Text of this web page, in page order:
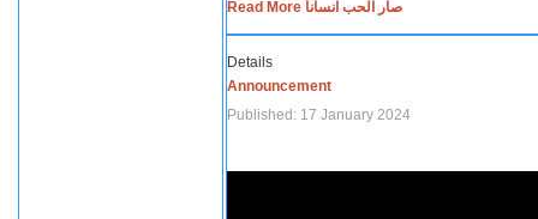
Read More صار الحب انساناً
Details
Announcement
Published: 17 January 2024